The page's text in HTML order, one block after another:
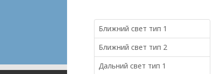
Ближний свет тип 1
Ближний свет тип 2
Дальний свет тип 1